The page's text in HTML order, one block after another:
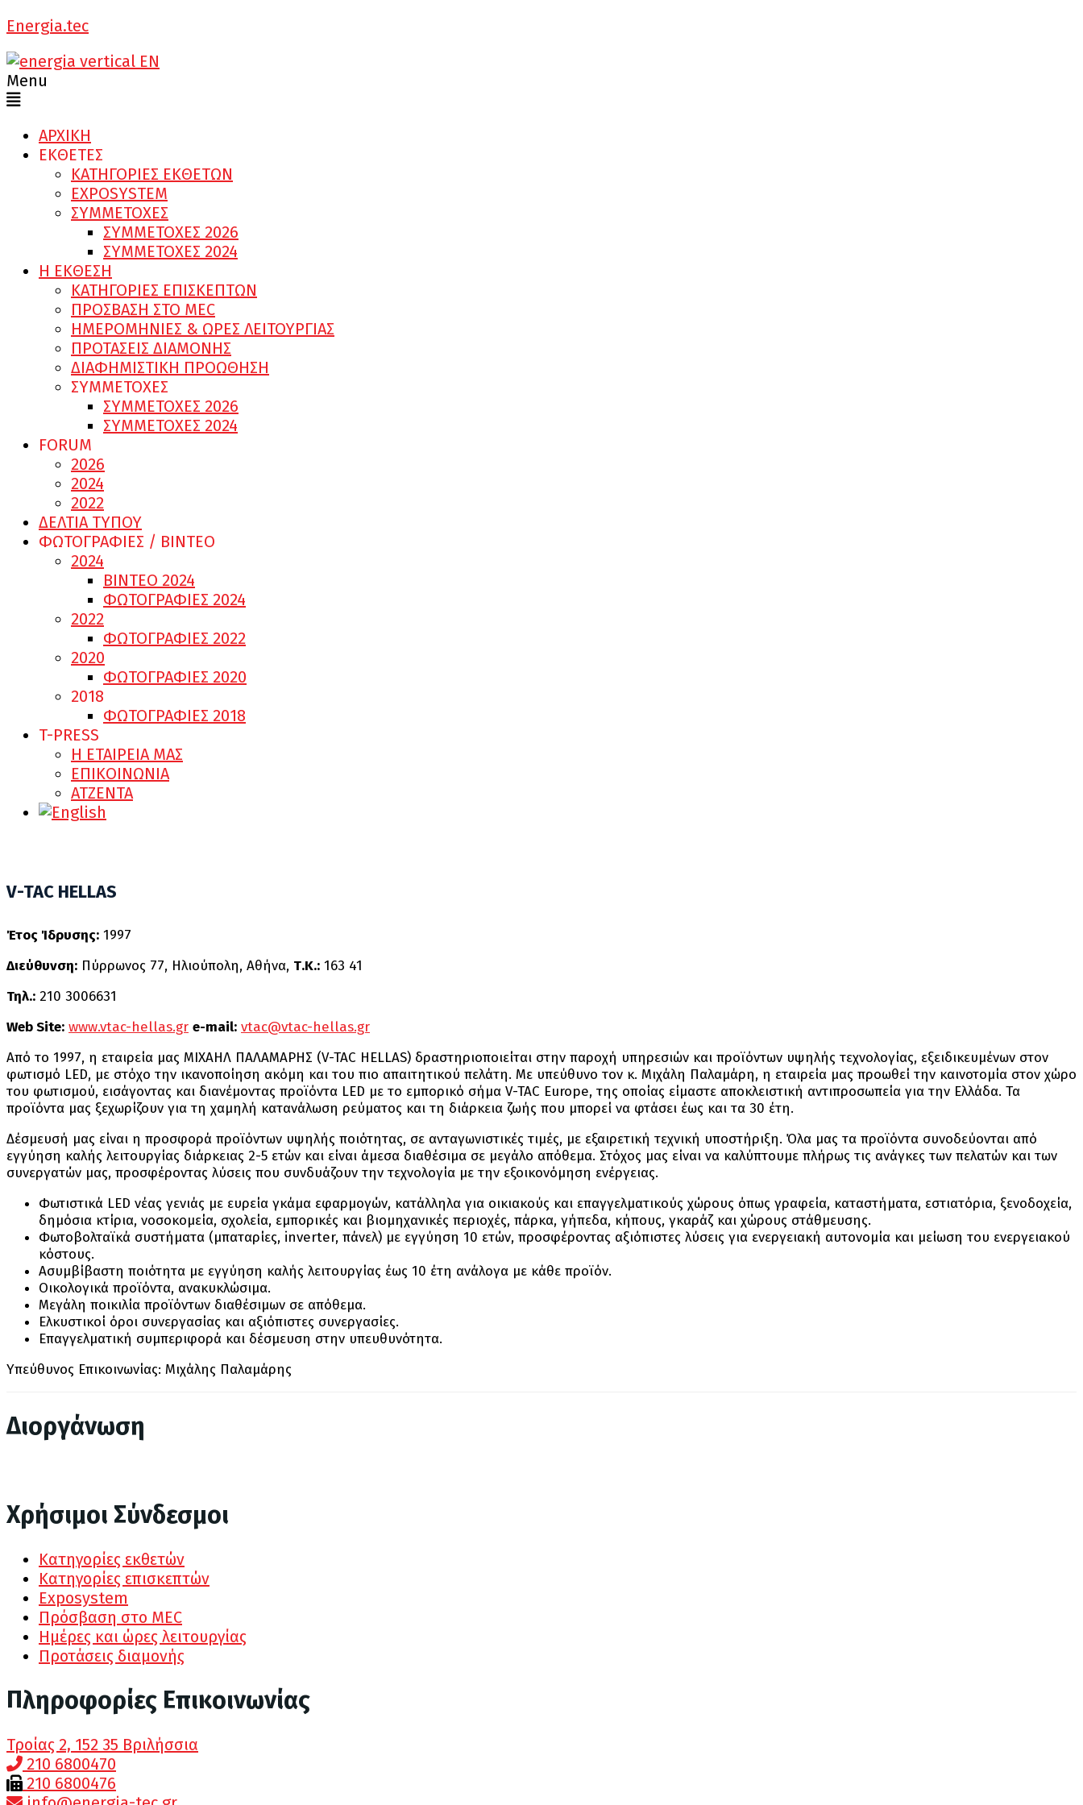
Energia.tec
Menu
ΑΡΧΙΚΗ
ΕΚΘΕΤΕΣ
ΚΑΤΗΓΟΡΙΕΣ ΕΚΘΕΤΩΝ
EXPOSYSTEM
ΣΥΜΜΕΤΟΧΕΣ
ΣΥΜΜΕΤΟΧΕΣ 2026
ΣΥΜΜΕΤΟΧΕΣ 2024
Η ΕΚΘΕΣΗ
ΚΑΤΗΓΟΡΙΕΣ ΕΠΙΣΚΕΠΤΩΝ
ΠΡΟΣΒΑΣΗ ΣΤΟ MEC
ΗΜΕΡΟΜΗΝΙΕΣ & ΩΡΕΣ ΛΕΙΤΟΥΡΓΙΑΣ
ΠΡΟΤΑΣΕΙΣ ΔΙΑΜΟΝΗΣ
ΔΙΑΦΗΜΙΣΤΙΚΗ ΠΡΟΩΘΗΣΗ
ΣΥΜΜΕΤΟΧΕΣ
ΣΥΜΜΕΤΟΧΕΣ 2026
ΣΥΜΜΕΤΟΧΕΣ 2024
FORUM
2026
2024
2022
ΔΕΛΤΙΑ ΤΥΠΟΥ
ΦΩΤΟΓΡΑΦΙΕΣ / ΒΙΝΤΕΟ
2024
ΒΙΝΤΕΟ 2024
ΦΩΤΟΓΡΑΦΙΕΣ 2024
2022
ΦΩΤΟΓΡΑΦΙΕΣ 2022
2020
ΦΩΤΟΓΡΑΦΙΕΣ 2020
2018
ΦΩΤΟΓΡΑΦΙΕΣ 2018
T-PRESS
Η ΕΤΑΙΡΕΙΑ ΜΑΣ
ΕΠΙΚΟΙΝΩΝΙΑ
ATZENTA
V-TAC HELLAS
Έτος Ίδρυσης: 1997
Διεύθυνση: Πύρρωνος 77, Ηλιούπολη, Αθήνα, Τ.Κ.: 163 41
Τηλ.: 210 3006631
Web Site: www.vtac-hellas.gr e-mail: vtac@vtac-hellas.gr
Από το 1997, η εταιρεία μας ΜΙΧΑΗΛ ΠΑΛΑΜΑΡΗΣ (V-TAC HELLAS) δραστηριοποιείται στην παροχή υπηρεσιών και προϊόντων υψηλής τεχνολογίας, εξειδικευμένων στον
φωτισμό LED, με στόχο την ικανοποίηση ακόμη και του πιο απαιτητικού πελάτη. Με υπεύθυνο τον κ. Μιχάλη Παλαμάρη, η εταιρεία μας προωθεί την καινοτομία στον χώρο
του φωτισμού, εισάγοντας και διανέμοντας προϊόντα LED με το εμπορικό σήμα V-TAC Europe, της οποίας είμαστε αποκλειστική αντιπροσωπεία για την Ελλάδα. Τα
προϊόντα μας ξεχωρίζουν για τη χαμηλή κατανάλωση ρεύματος και τη διάρκεια ζωής που μπορεί να φτάσει έως και τα 30 έτη.
Δέσμευσή μας είναι η προσφορά προϊόντων υψηλής ποιότητας, σε ανταγωνιστικές τιμές, με εξαιρετική τεχνική υποστήριξη. Όλα μας τα προϊόντα συνοδεύονται από
εγγύηση καλής λειτουργίας διάρκειας 2-5 ετών και είναι άμεσα διαθέσιμα σε μεγάλο απόθεμα. Στόχος μας είναι να καλύπτουμε πλήρως τις ανάγκες των πελατών και των
συνεργατών μας, προσφέροντας λύσεις που συνδυάζουν την τεχνολογία με την εξοικονόμηση ενέργειας.
Φωτιστικά LED νέας γενιάς με ευρεία γκάμα εφαρμογών, κατάλληλα για οικιακούς και επαγγελματικούς χώρους όπως γραφεία, καταστήματα, εστιατόρια, ξενοδοχεία,
δημόσια κτίρια, νοσοκομεία, σχολεία, εμπορικές και βιομηχανικές περιοχές, πάρκα, γήπεδα, κήπους, γκαράζ και χώρους στάθμευσης.
Φωτοβολταϊκά συστήματα (μπαταρίες, inverter, πάνελ) με εγγύηση 10 ετών, προσφέροντας αξιόπιστες λύσεις για ενεργειακή αυτονομία και μείωση του ενεργειακού
κόστους.
Ασυμβίβαστη ποιότητα με εγγύηση καλής λειτουργίας έως 10 έτη ανάλογα με κάθε προϊόν.
Οικολογικά προϊόντα, ανακυκλώσιμα.
Μεγάλη ποικιλία προϊόντων διαθέσιμων σε απόθεμα.
Ελκυστικοί όροι συνεργασίας και αξιόπιστες συνεργασίες.
Επαγγελματική συμπεριφορά και δέσμευση στην υπευθυνότητα.
Yπεύθυνος Επικοινωνίας: Μιχάλης Παλαμάρης
Διοργάνωση
Χρήσιμοι Σύνδεσμοι
Κατηγορίες εκθετών
Κατηγορίες επισκεπτών
Exposystem
Πρόσβαση στο MEC
Ημέρες και ώρες λειτουργίας
Προτάσεις διαμονής
Πληροφορίες Επικοινωνίας
Τροίας 2, 152 35 Βριλήσσια
210 6800470
210 6800476